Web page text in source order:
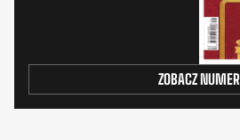
ZOBACZ NUMER